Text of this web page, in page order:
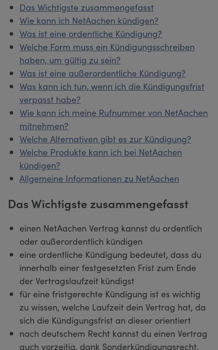
Das Wichtigste zusammengefasst
Wie kann ich NetAachen kündigen?
Was ist eine ordentliche Kündigung?
Welche Form muss ein Kündigungsschreiben
haben, um gültig zu sein?
Was ist eine außerordentliche Kündigung?
Was kann ich tun, wenn ich die Kündigungsfrist
verpasst habe?
Wie kann ich meine Rufnummer von NetAachen
mitnehmen?
Welche Alternativen gibt es zur Kündigung?
Welche Produkte kann ich bei NetAachen
kündigen?
Allgemeine Informationen zu NetAachen
Das Wichtigste zusammengefasst
einen NetAachen Vertrag kannst du ordentlich
oder außerordentlich kündigen
eine ordentliche Kündigung bedeutet, dass du
innerhalb einer festgesetzten Frist zum Ende
der Vertragslaufzeit kündigst
für eine fristgerechte Kündigung ist es wichtig
zu wissen, welche Laufzeit dein Vertrag hat, da
sich die Kündigungsfrist an dieser orientiert
nach deutschem Recht kannst du einen Vertrag
auch vorzeitig, dank Sonderkündigungsrecht,